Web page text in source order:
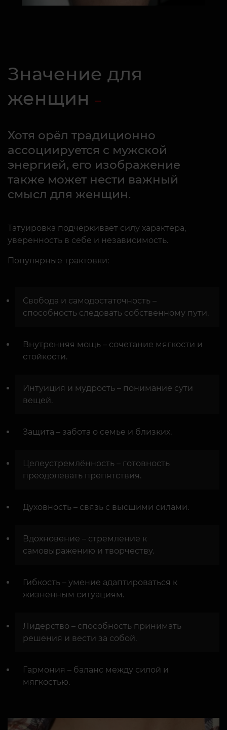
Значение для
женщин
Хотя орёл традиционно
ассоциируется с мужской
энергией, его изображение
также может нести важный
смысл для женщин.
Татуировка подчёркивает силу характера,
уверенность в себе и независимость.
Популярные трактовки:
Свобода и самодостаточность –
способность следовать собственному пути.
Внутренняя мощь – сочетание мягкости и
стойкости.
Интуиция и мудрость – понимание сути
вещей.
Защита – забота о семье и близких.
Целеустремлённость – готовность
преодолевать препятствия.
Духовность – связь с высшими силами.
Вдохновение – стремление к
самовыражению и творчеству.
Гибкость – умение адаптироваться к
жизненным ситуациям.
Лидерство – способность принимать
решения и вести за собой.
Гармония – баланс между силой и
мягкостью.